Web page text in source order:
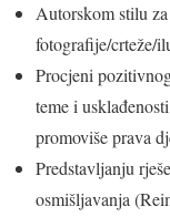
Autorskom stilu
fotografije/crteže/
Procjeni
teme i
promoviše prava
Predstavljanju
osmišljavanja